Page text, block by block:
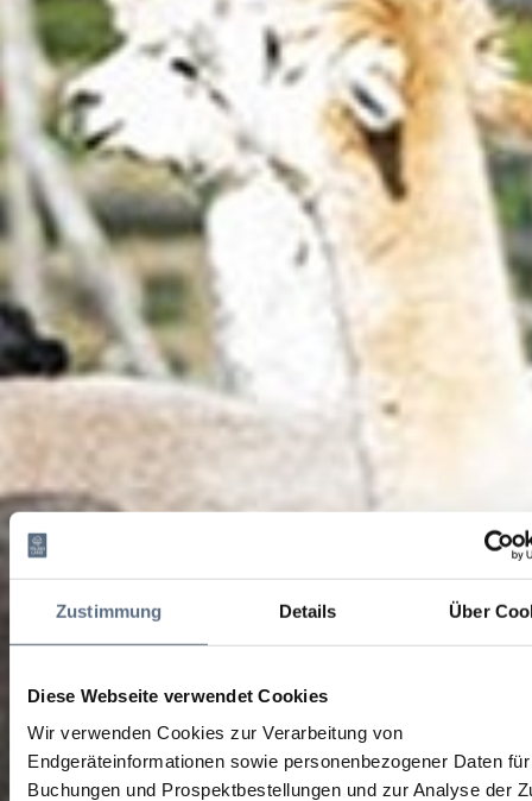
Zustimmung Details Über
Diese Webseite verwendet Cookies
Wir verwenden Cookies zur Verarbeitung von
Endgeräteinformationen sowie personenbezogener Daten
Buchungen und Prospektbestellungen und zur Analyse der